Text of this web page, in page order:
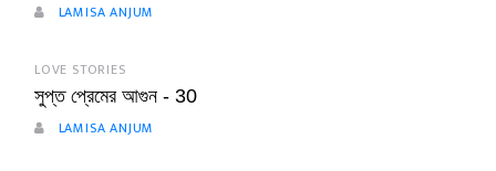
LAMISA ANJUM
LOVE STORIES
সুপ্ত প্রেমের আগুন - 30
LAMISA ANJUM